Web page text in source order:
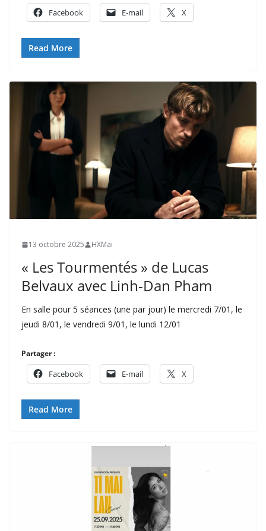
Facebook E-mail X
Read More
13 octobre 2025 HXMai
« Les Tourmentés » de Lucas
Belvaux avec Linh-Dan Pham
En salle pour 5 séances (une par jour) le mercredi 7/01, le
jeudi 8/01, le vendredi 9/01, le lundi 12/01
Partager :
Facebook E-mail X
Read More